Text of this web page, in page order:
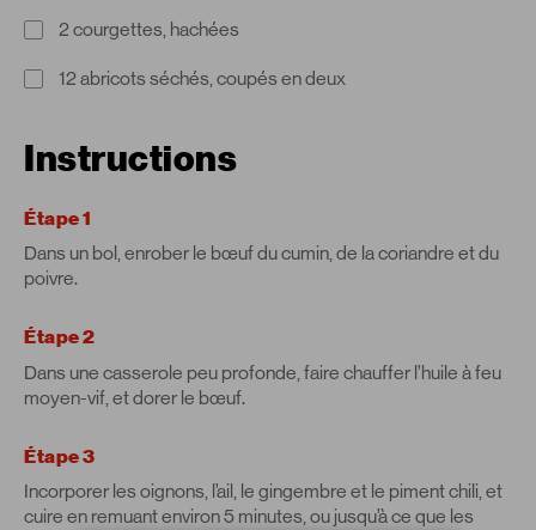
2 courgettes, hachées
12 abricots séchés, coupés en deux
Instructions
Étape 1
Dans un bol, enrober le bœuf du cumin, de la coriandre et du
poivre.
Étape 2
Dans une casserole peu profonde, faire chauffer l’huile à feu
moyen-vif, et dorer le bœuf.
Étape 3
Incorporer les oignons, l’ail, le gingembre et le piment chili, et
cuire en remuant environ 5 minutes, ou jusqu’à ce que les